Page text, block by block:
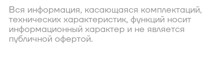
Вся информация, касающаяся комплектаций,
технических характеристик, функций носит
информационный характер и не является
публичной офертой.